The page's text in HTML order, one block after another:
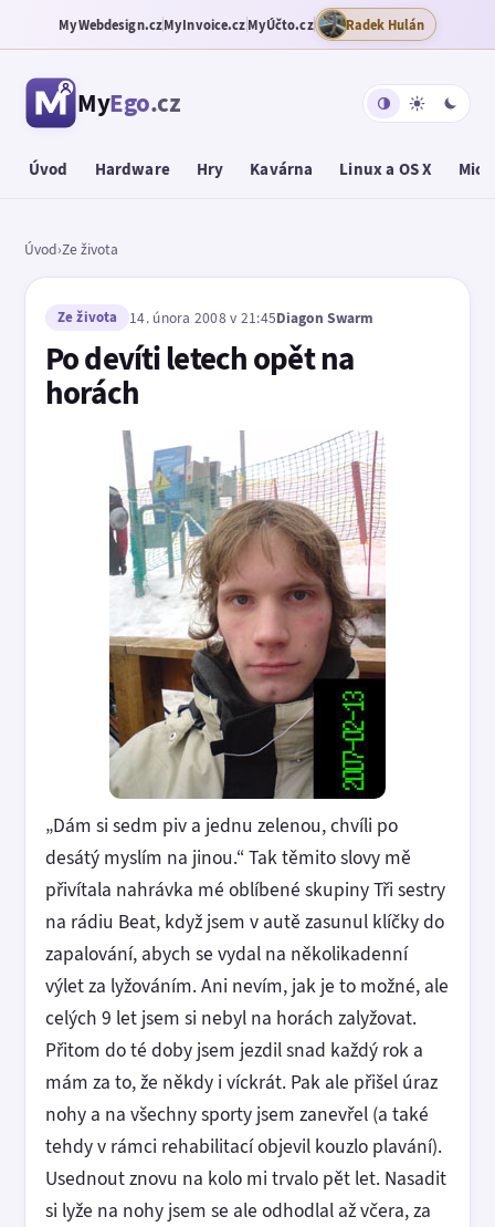
MyWebdesign.czMyInvoice.czMyÚčto.cz Radek Hulán
MyEgo.cz
Úvod Hardware Hry Kavárna Linux a OS X
Úvod›Ze života
Ze života 14. února 2008 v 21:45Diagon Swarm
Po devíti letech opět na
horách
„Dám si sedm piv a jednu zelenou, chvíli po
desátý myslím na jinou.“ Tak těmito slovy mě
přivítala nahrávka mé oblíbené skupiny Tři sestry
na rádiu Beat, když jsem v autě zasunul klíčky do
zapalování, abych se vydal na několikadenní
výlet za lyžováním. Ani nevím, jak je to možné, ale
celých 9 let jsem si nebyl na horách zalyžovat.
Přitom do té doby jsem jezdil snad každý rok a
mám za to, že někdy i víckrát. Pak ale přišel úraz
nohy a na všechny sporty jsem zanevřel (a také
tehdy v rámci rehabilitací objevil kouzlo plavání).
Usednout znovu na kolo mi trvalo pět let. Nasadit
si lyže na nohy jsem se ale odhodlal až včera, za